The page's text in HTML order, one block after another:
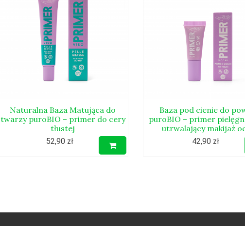
Naturalna Baza Matująca do
twarzy puroBIO – primer do cery
tłustej
52,90 zł
Baza pod cienie do
puroBIO – primer
utrwalający makijaż
42,90 zł